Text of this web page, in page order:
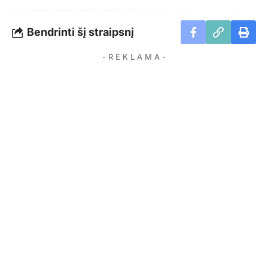
Bendrinti šį straipsnį
- R E K L A M A -